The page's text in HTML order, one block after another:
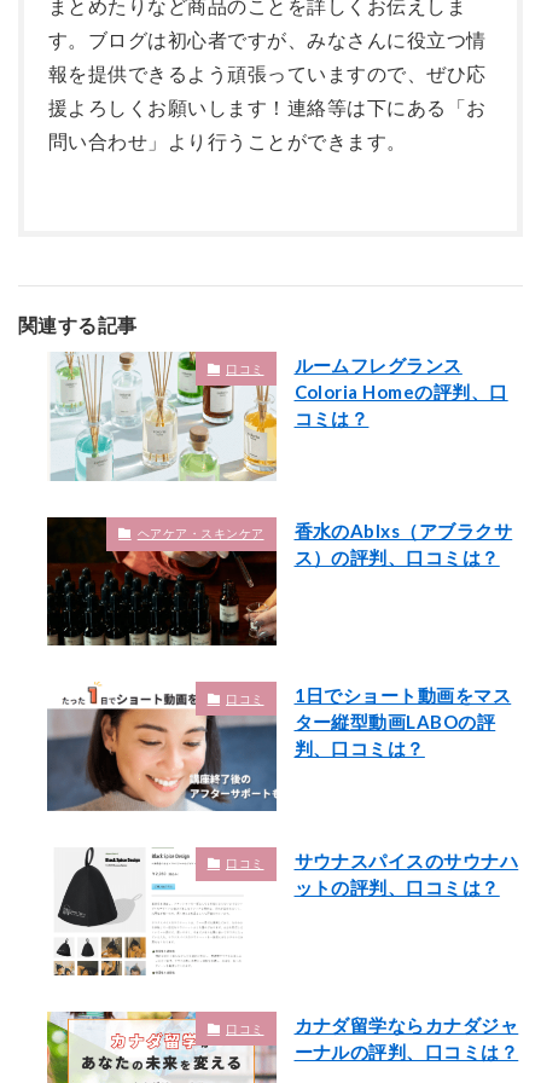
まとめたりなど商品のことを詳しくお伝えしま
す。ブログは初心者ですが、みなさんに役立つ情
報を提供できるよう頑張っていますので、ぜひ応
援よろしくお願いします！連絡等は下にある「お
問い合わせ」より行うことができます。
関連する記事
口コミ
ルームフレグランス
Coloria Homeの評判、口
コミは？
ヘアケア・スキンケア
香水のAblxs（アブラクサ
ス）の評判、口コミは？
口コミ
1日でショート動画をマス
ター縦型動画LABOの評
判、口コミは？
口コミ
サウナスパイスのサウナハ
ットの評判、口コミは？
口コミ
カナダ留学ならカナダジャ
ーナルの評判、口コミは？